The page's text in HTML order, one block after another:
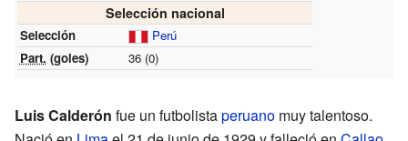
Selección nacional
Selección
Perú
Part. (goles) 36 (0)
Luis Calderón fue un futbolistaperuano muy talentoso.